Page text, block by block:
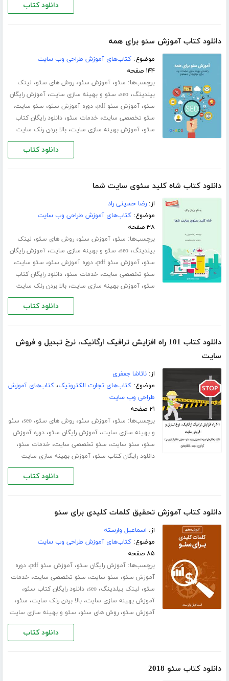
دانلود کتاب
دانلود کتاب آموزش سئو برای همه
موضوع:کتاب‌های آموزش طراحی وب سایت
۱۴۴ صفحه
برچسب‌ها: سئو،آموزش سئو،روش های سئو، لینک
بیلدینگ،seo، سئو و بهینه سازی سایت،آموزش رایگان
سئو،آموزش سئو pdf ،دوره آموزش سئو، سئو سایت،
سئو تخصصی سایت، خدمات سئو،دانلود رایگان کتاب
سئو،آموزش بهینه سازی سایت،بالا بردن رنک سایت
دانلود کتاب
دانلود کتاب ﺷﺎه ﮐﻠﯿﺪ ﺳﺌﻮی ﺳﺎﯾﺖ ﺷﻤﺎ
از:رضا حسینی راد
موضوع:کتاب‌های آموزش طراحی وب سایت
۳۸ صفحه
برچسب‌ها: سئو،آموزش سئو،روش های سئو، لینک
بیلدینگ،seo، سئو و بهینه سازی سایت،آموزش رایگان
سئو،آموزش سئو pdf ،دوره آموزش سئو، سئو سایت،
سئو تخصصی سایت، خدمات سئو،دانلود رایگان کتاب
سئو،آموزش بهینه سازی سایت،بالا بردن رنک سایت
دانلود کتاب
دانلود کتاب 101 راه افزایش ترافیک ارگانیک‌، نرخ تبدیل و فروش
سایت
از:ناتاشا جعفری
موضوع:کتاب‌های تجارت الکترونیک،کتاب‌های آموزش
طراحی وب سایت
۲۱ صفحه
برچسب‌ها: سئو،آموزش سئو،روش های سئو،seo، سئو
و بهینه سازی سایت،آموزش رایگان سئو،دوره آموزش
سئو، سئو سایت، سئو تخصصی سایت، خدمات سئو،
دانلود رایگان کتاب سئو،آموزش بهینه سازی سایت
دانلود کتاب
دانلود کتاب آموزش تحقیق کلمات کلیدی برای سئو
از: اسماعیل وارسته
موضوع:کتاب‌های آموزش طراحی وب سایت
۸۵ صفحه
برچسب‌ها:آموزش رایگان سئو،آموزش سئو pdf ،دوره
آموزش سئو، سئو سایت، سئو تخصصی سایت، خدمات
سئو، لینک بیلدینگ،seo،دانلود رایگان کتاب سئو،
آموزش بهینه سازی سایت،بالا بردن رنک سایت، سئو،
آموزش سئو،روش های سئو، سئو و بهینه سازی سایت
دانلود کتاب
دانلود کتاب سئو 2018